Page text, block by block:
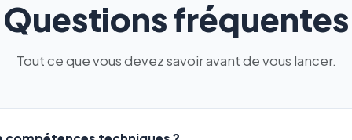
Questions fréquentes
Tout ce que vous devez savoir avant de vous lancer.